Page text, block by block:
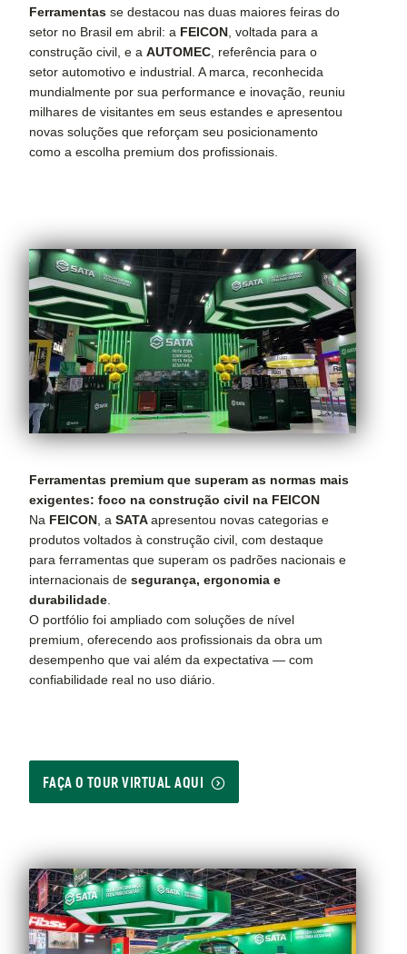
Ferramentas se destacou nas duas maiores feiras do
setor no Brasil em abril: a FEICON , voltada para a
construção civil, e a AUTOMEC , referência para o
setor automotivo e industrial. A marca, reconhecida
mundialmente por sua performance e inovação, reuniu
milhares de visitantes em seus estandes e apresentou
novas soluções que reforçam seu posicionamento
como a escolha premium dos profissionais.
Ferramentas premium que superam as normas mais
exigentes: foco na construção civil na FEICON
Na FEICON , a SATAapresentou novas categorias e
produtos voltados à construção civil, com destaque
para ferramentas que superam os padrões nacionais e
internacionais de segurança, ergonomia e
durabilidade
O portfólio foi ampliado com soluções de nível
premium, oferecendo aos profissionais da obra um
desempenho que vai além da expectativa — com
confiabilidade real no uso diário.
FAÇA O TOUR VIRTUAL AQUI